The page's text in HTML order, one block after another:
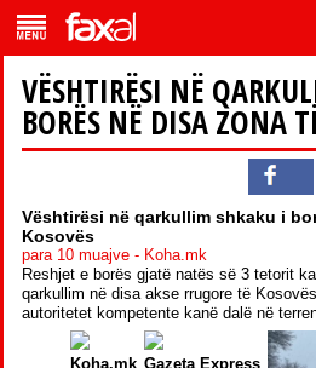
VËSHTIRËSI NË
BORËS NË DISA ZONA
Vështirësi në qarkullim shkaku i
Kosovës
para 10 muajve - Koha.mk
Reshjet e borës gjatë natës së 3 tetorit
qarkullim në disa akse rrugore të
autoritetet kompetente kanë dalë në
Koha.mk Gazeta Express